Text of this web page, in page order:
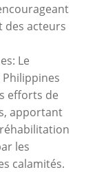
des acteurs
Le
efforts de
apportant
les
calamités.